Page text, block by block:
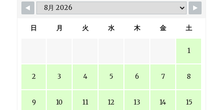
日 月 火 水 木 金 土
1
2 3 4 5 6 7 8
9 10 11 12 13 14 15